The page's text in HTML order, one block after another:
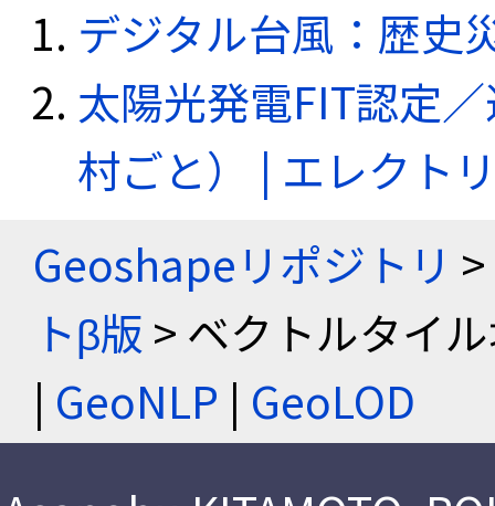
デジタル台風：歴史
太陽光発電FIT認定
村ごと） | エレクト
Geoshapeリポジトリ >
トβ版 > ベクトルタイ
| GeoNLP | GeoLOD